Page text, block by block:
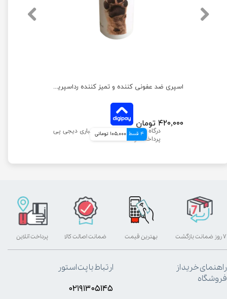
اسپری ضد عفونی کننده و تمیز کننده رداسپرینگ مخصوص پنجه ها حجم 150 میلی‌لیتر
۴۲۰,۰۰۰ تومان
4 قسط 105,000 تومانی
بهترین قیمت پرداخت آنلاین ۷ روز ضمانت بازگشت ضمانت اصالت کالا
راهنمای خرید از
فروشگاه
ارتباط با پت استور
۰۲۱۹۱۳۰۵۱۴۵